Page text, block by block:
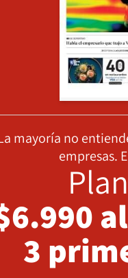
mayoría no
empresas.
3